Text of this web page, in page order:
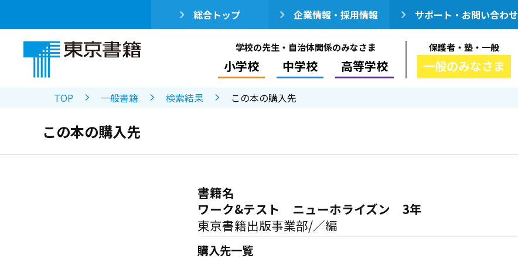
総合トップ 企業情報・採用情報 サポート・お問い合わせ
学校の先生・自治体関係のみなさま
小学校 中学校 高等学校
保護者・塾・一般
一般のみなさま
TOP 一般書籍 検索結果 この本の購入先
この本の購入先
書籍名
ワーク&テスト ニューホライズン 3年
東京書籍出版事業部/／編
購入先一覧